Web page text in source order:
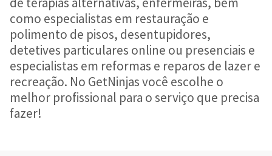
como especialistas em restauração e
polimento de pisos, desentupidores,
detetives particulares online ou presenciais e
especialistas em reformas e reparos de lazer e
recreação. No GetNinjas você escolhe o
melhor profissional para o serviço que precisa
fazer!